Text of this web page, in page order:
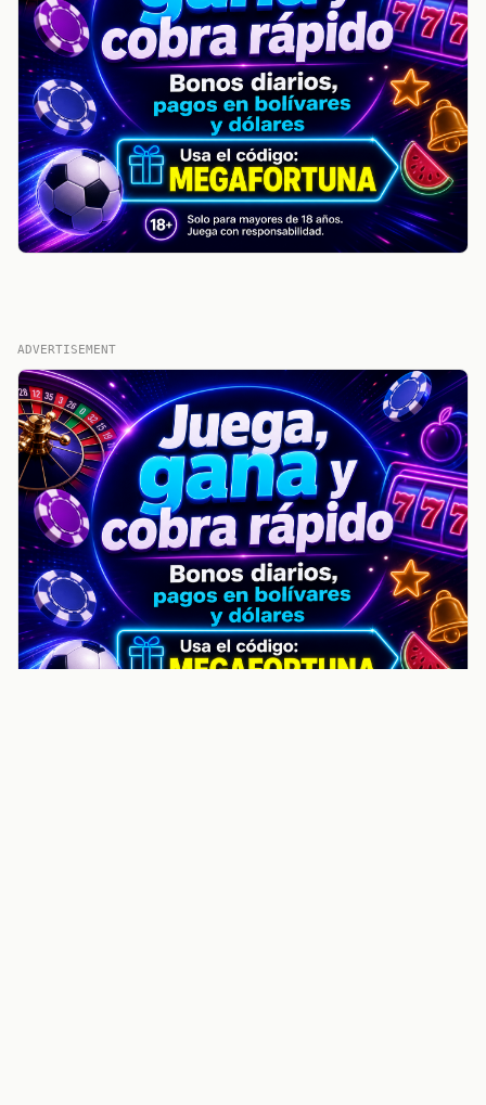
ADVERTISEMENT